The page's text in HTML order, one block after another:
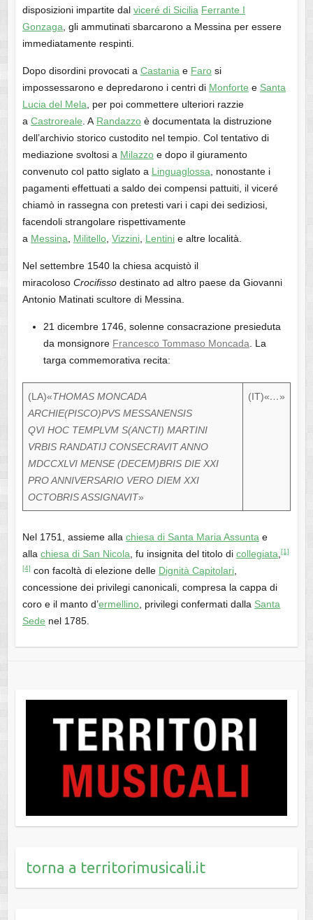
disposizioni impartite dal viceré di Sicilia Ferrante I
Gonzaga , gli ammutinati sbarcarono a Messina per essere
immediatamente respinti.
Dopo disordini provocati a Castania e Farosi
impossessarono e depredarono i centri di Monforte e Santa
Lucia del Mela , per poi commettere ulteriori razzie
a Castroreale . A Randazzoè documentata la distruzione
dell’archivio storico custodito nel tempio. Col tentativo di
mediazione svoltosi a Milazzoe dopo il giuramento
convenuto col patto siglato a Linguaglossa , nonostante i
pagamenti effettuati a saldo dei compensi pattuiti, il viceré
chiamò in rassegna con pretesti vari i capi dei sediziosi,
facendoli strangolare rispettivamente
a Messina Militello, Vizzini, Lentinie altre località.
Nel settembre 1540 la chiesa acquistò il
miracoloso Crocifissodestinato ad altro paese da Giovanni
Antonio Matinati scultore di Messina.
21 dicembre 1746, solenne consacrazione presieduta
da monsignore Francesco Tommaso Moncada . La
targa commemorativa recita:
(LA)«THOMAS MONCADA
ARCHIE(PISCO)PVS MESSANENSIS
QVI HOC TEMPLVM S(ANCTI) MARTINI
VRBIS RANDATIJ CONSECRAVIT ANNO
MDCCXLVI MENSE (DECEM)BRIS DIE XXI
PRO ANNIVERSARIO VERO DIEM XXI
OCTOBRIS ASSIGNAVIT»
(IT)«…»
Nel 1751, assieme alla chiesa di Santa Maria Assunta e
alla chiesa di San Nicola , fu insignita del titolo di collegiata [1]
[4] con facoltà di elezione delle Dignità Capitolari,
concessione dei privilegi canonicali, compresa la cappa di
coro e il manto d’ermellino, privilegi confermati dalla Santa
Sede nel 1785.
torna a territorimusicali.it